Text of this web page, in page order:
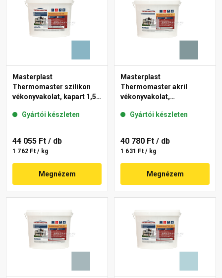
Masterplast
Thermomaster szilikon
vékonyvakolat, kapart 1,5
Gyártói készleten
44 055 Ft / db
1 762 Ft / kg
Megnézem
Masterplast
Thermomaster akril
vékonyvakolat,
39-C 25 kg
Gyártói készleten
40 780 Ft / db
1 631 Ft / kg
Megnézem